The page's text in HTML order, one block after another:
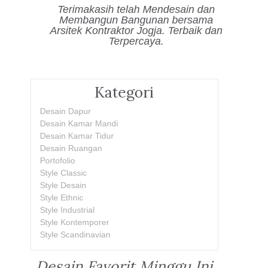
Terimakasih telah Mendesain dan
Membangun Bangunan bersama
Arsitek Kontraktor Jogja. Terbaik dan
Terpercaya.
Kategori
Desain Dapur
Desain Kamar Mandi
Desain Kamar Tidur
Desain Ruangan
Portofolio
Style Classic
Style Desain
Style Ethnic
Style Industrial
Style Kontemporer
Style Scandinavian